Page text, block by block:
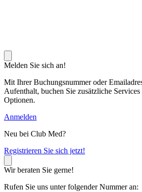
Melden Sie sich an!
Mit Ihrer Buchungsnummer oder
Aufenthalt, buchen Sie zusätzliche
Optionen.
Anmelden
Neu bei Club Med?
Registrieren Sie sich jetzt!
Wir beraten Sie gerne!
Rufen Sie uns unter folgender Nummer an: